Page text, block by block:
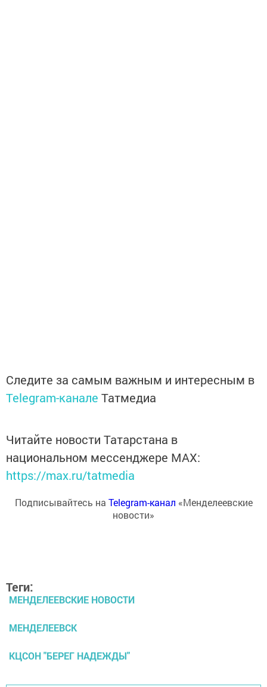
Следите за самым важным и интересным в
Telegram-канале Татмедиа
Читайте новости Татарстана в
национальном мессенджере MАХ:
https://max.ru/tatmedia
Подписывайтесь на Telegram-канал «Менделеевские
новости»
Теги:
МЕНДЕЛЕЕВСКИЕ НОВОСТИ
МЕНДЕЛЕЕВСК
КЦСОН "БЕРЕГ НАДЕЖДЫ"